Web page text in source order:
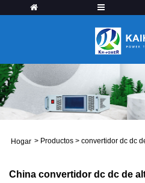
Hogar > Productos > convertidor dc dc
China convertidor dc dc de